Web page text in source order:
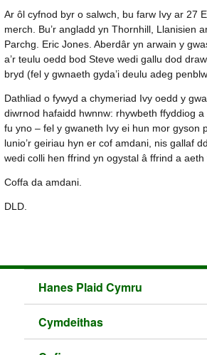
Ar ôl cyfnod byr o salwch, bu farw Ivy ar 27
merch. Bu’r angladd yn Thornhill, Llanisien
Parchg. Eric Jones. Aberdâr yn arwain y
a’r teulu oedd bod Steve wedi gallu dod
bryd (fel y gwnaeth gyda’i deulu adeg
Dathliad o fywyd a chymeriad Ivy oedd y
diwrnod hafaidd hwnnw: rhywbeth ffyddiog
fu yno – fel y gwaneth Ivy ei hun mor gyson
lunio’r geiriau hyn er cof amdani, nis gallaf
wedi colli hen ffrind yn ogystal â ffrind a aeth
Coffa da amdani.
DLD.
Hanes Plaid Cymru
Cymdeithas